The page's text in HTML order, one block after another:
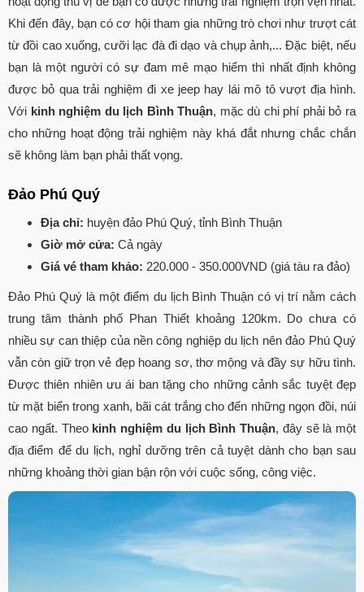
Khi đến đây, bạn có cơ hội tham gia những trò chơi như trượt cát
từ đồi cao xuống, cưỡi lạc đà đi dạo và chụp ảnh,... Đặc biệt, nếu
bạn là một người có sự đam mê mạo hiểm thì nhất định không
được bỏ qua trải nghiệm đi xe jeep hay lái mô tô vượt địa hình.
Với kinh nghiệm du lịch Bình Thuận, mặc dù chi phí phải bỏ ra
cho những hoạt động trải nghiệm này khá đắt nhưng chắc chắn
sẽ không làm bạn phải thất vọng.
Đảo Phú Quý
Địa chỉ: huyện đảo Phú Quý, tỉnh Bình Thuận
Giờ mở cửa: Cả ngày
Giá vé tham khảo: 220.000 - 350.000VND (giá tàu ra đảo)
Đảo Phú Quý là một điểm du lịch Bình Thuận có vị trí nằm cách
trung tâm thành phố Phan Thiết khoảng 120km. Do chưa có
nhiều sự can thiệp của nền công nghiệp du lịch nên đảo Phú Quý
vẫn còn giữ trọn vẻ đẹp hoang sơ, thơ mộng và đầy sự hữu tình.
Được thiên nhiên ưu ái ban tặng cho những cảnh sắc tuyệt đẹp
từ mặt biển trong xanh, bãi cát trắng cho đến những ngọn đồi, núi
cao ngất. Theo kinh nghiệm du lịch Bình Thuận, đây sẽ là một
địa điểm để du lịch, nghỉ dưỡng trên cả tuyệt dành cho bạn sau
những khoảng thời gian bận rộn với cuộc sống, công việc.